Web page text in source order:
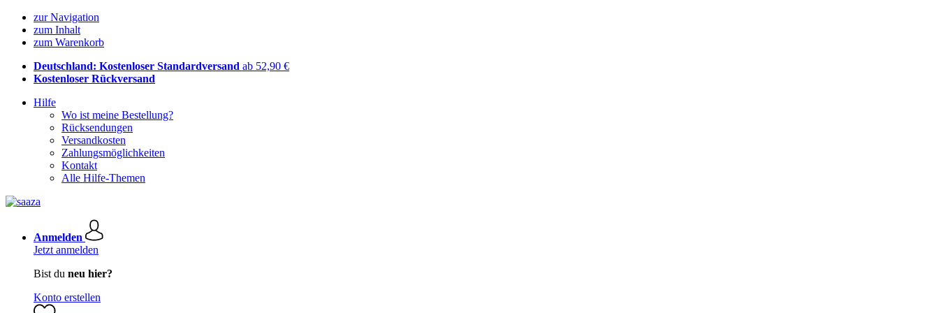
zur Navigation
zum Inhalt
zum Warenkorb
Deutschland: Kostenloser Standardversand ab 52,90 €
Kostenloser Rückversand
Hilfe
Wo ist meine Bestellung?
Rücksendungen
Versandkosten
Zahlungsmöglichkeiten
Kontakt
Alle Hilfe-Themen
Anmelden
Jetzt anmelden
Bist du neu hier?
Konto erstellen